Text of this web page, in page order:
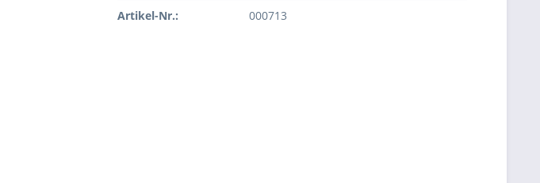
Artikel-Nr.: 000713